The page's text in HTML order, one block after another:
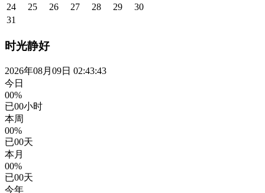
24
25 26 27 28 29
30
31
时光静好
2026年08月09日 02:43:44
今日
00%
已00小时
本周
00%
已00天
本月
00%
已00天
今年